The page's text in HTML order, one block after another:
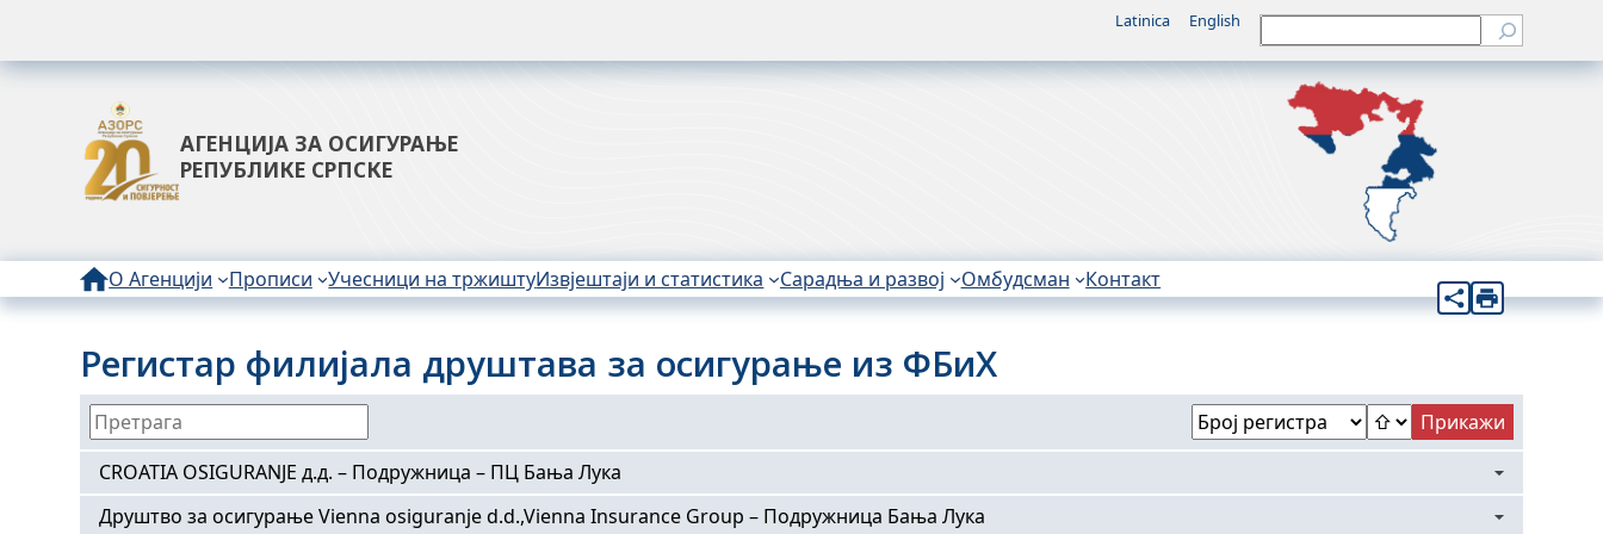
Latinica English Претрага
АГЕНЦИЈА ЗА ОСИГУРАЊЕ
РЕПУБЛИКЕ СРПСКЕ
О Агенцији Прописи Учесници на тржиштуИзвјештаји и статистика Сарадња и развој Омбудсман Контакт
Регистар филијала друштава за осигурање из ФБиХ
CROATIA OSIGURANJE д.д. – Подружница – ПЦ Бања Лука
ОСНОВНИ ПОДАЦИ
Друштво за осигурање Vienna osiguranje d.d.,Vienna Insurance Group – Подружница Бања Лука